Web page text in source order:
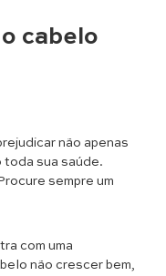
cabelo
não apenas
toda sua saúde.
sempre um
com uma
não crescer bem,